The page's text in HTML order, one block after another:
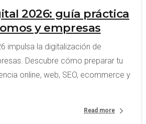
2026: guía práctica
y empresas
impulsa la digitalización de
Descubre cómo preparar tu
online, web, SEO, ecommerce y
Read more